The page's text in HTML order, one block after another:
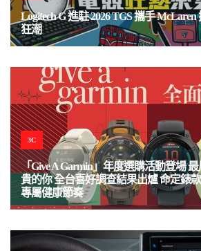
Logitech G 進駐 2026 TGS 攜手
狂潮
3C
「Give A Garmin」年度選購活動登場
貴的你 全台喜好調查結果出爐 命定錶
專屬健康節奏